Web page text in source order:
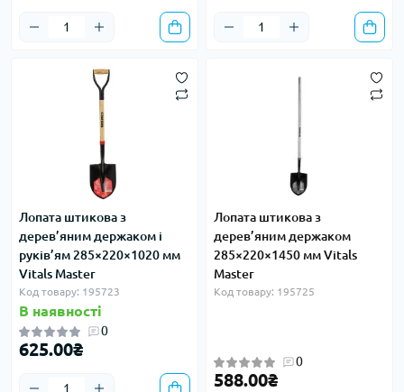
Лопата штикова з
дерев’яним держаком і
руків’ям 285×220×1020 мм
Vitals Master
Код товару: 195723
В наявності
0
625.00₴
Лопата штикова з
дерев’яним держаком
285×220×1450 мм Vitals
Master
Код товару: 195725
0
588.00₴